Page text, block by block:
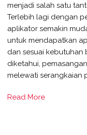
menjadi salah satu
Terlebih lagi dengan
aplikator semakin
untuk mendapatkan
dan sesuai kebutuhan
diketahui,
melewati serangkaian
Read More